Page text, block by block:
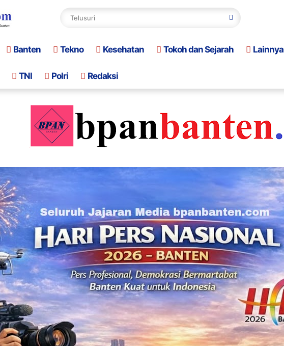
Banten Tekno Kesehatan Tokoh dan Sejarah Lainnya
TNI Polri Redaksi